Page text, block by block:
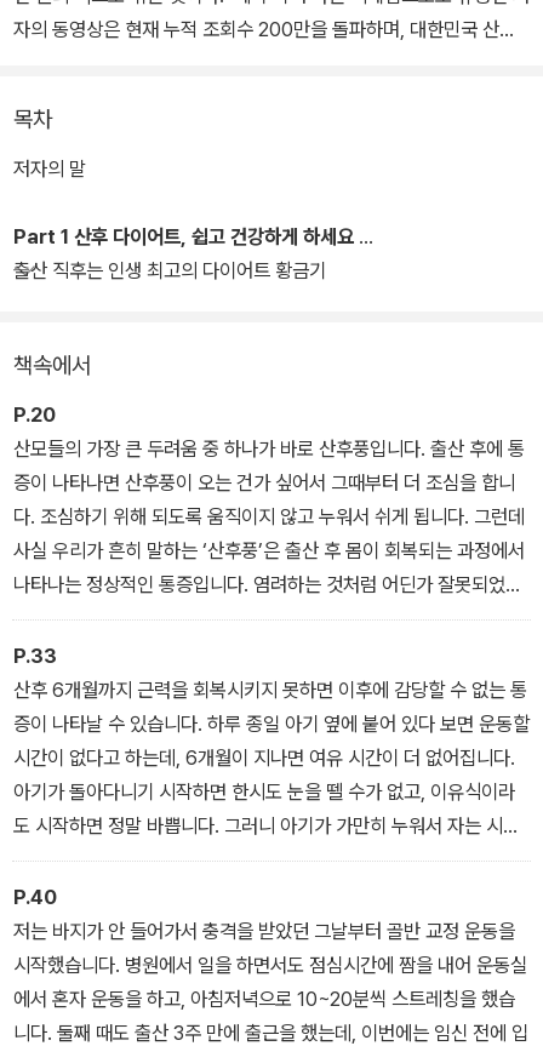
자의 동영상은 현재 누적 조회수 200만을 돌파하며, 대한민국 산후
저자의 자전적인 경험과 전문가로서의 치료 노하우가 담긴 이 책은
‘회복->건강->아름다움’을 목표로, 산후에 더 건강하고 아름다운 몸
관리법을 알려준다. 출산으로 몸이 망가지거나 임신 전 몸으로 돌아
가지 못할까 봐 두려운 산후맘이라면 더 이상 걱정할 필요가 없다. 이
목차
저자의 말
Part 1 산후 다이어트, 쉽고 건강하게 하세요
출산 직후는 인생 최고의 다이어트 황금기
책속에서
P.20
산모들의 가장 큰 두려움 중 하나가 바로 산후풍입니다. 출산 후에 통
증이 나타나면 산후풍이 오는 건가 싶어서 그때부터 더 조심을 합니
다. 조심하기 위해 되도록 움직이지 않고 누워서 쉬게 됩니다. 그런데
사실 우리가 흔히 말하는 ‘산후풍’은 출산 후 몸이 회복되는 과정에서
나타나는 정상적인 통증입니다. 염려하는 것처럼 어딘가 잘못되었거
나 앞으로 잘못될 것이라는 전조가 아니라는 뜻입니다.
P.33
산후 6개월까지 근력을 회복시키지 못하면 이후에 감당할 수 없는 통
증이 나타날 수 있습니다. 하루 종일 아기 옆에 붙어 있다 보면 운동할
시간이 없다고 하는데, 6개월이 지나면 여유 시간이 더 없어집니다.
아기가 돌아다니기 시작하면 한시도 눈을 뗄 수가 없고, 이유식이라
도 시작하면 정말 바쁩니다. 그러니 아기가 가만히 누워서 자는 시간
이 많은 6개월 이전에 몸을 회복시키는 것이 좋습니다.
P.40
저는 바지가 안 들어가서 충격을 받았던 그날부터 골반 교정 운동을
시작했습니다. 병원에서 일을 하면서도 점심시간에 짬을 내어 운동실
에서 혼자 운동을 하고, 아침저녁으로 10~20분씩 스트레칭을 했습
니다. 둘째 때도 출산 3주 만에 출근을 했는데, 이번에는 임신 전에 입